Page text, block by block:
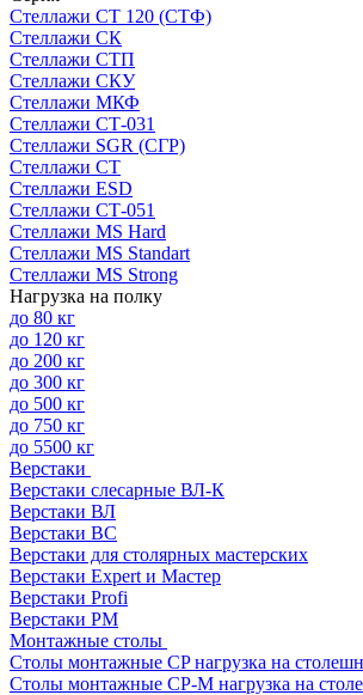
Стеллажи СТ 120 (СТФ)
Стеллажи СК
Стеллажи СТП
Стеллажи СКУ
Стеллажи МКФ
Стеллажи СТ-031
Стеллажи SGR (СГР)
Стеллажи СТ
Стеллажи ESD
Стеллажи СТ-051
Стеллажи MS Hard
Стеллажи MS Standart
Стеллажи MS Strong
Нагрузка на полку
до 80 кг
до 120 кг
до 200 кг
до 300 кг
до 500 кг
до 750 кг
до 5500 кг
Верстаки
Верстаки слесарные ВЛ-К
Верстаки ВЛ
Верстаки ВС
Верстаки для столярных мастерских
Верстаки Expert и Мастер
Верстаки Profi
Верстаки РМ
Монтажные столы
Столы монтажные СP нагрузка на
Столы монтажные СР-М нагрузка на